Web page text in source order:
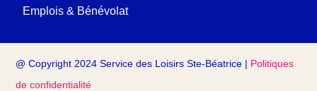
Emplois & Bénévolat
@ Copyright 2024 Service des Loisirs Ste-Béatrice | Politiques
de confidentialité